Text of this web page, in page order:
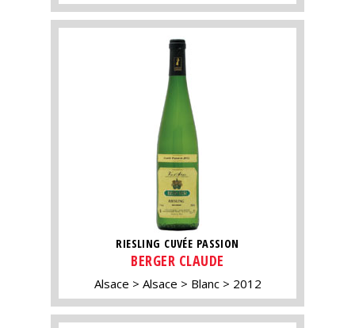
RIESLING CUVÉE PASSION
BERGER CLAUDE
Alsace Alsace Blanc 2012